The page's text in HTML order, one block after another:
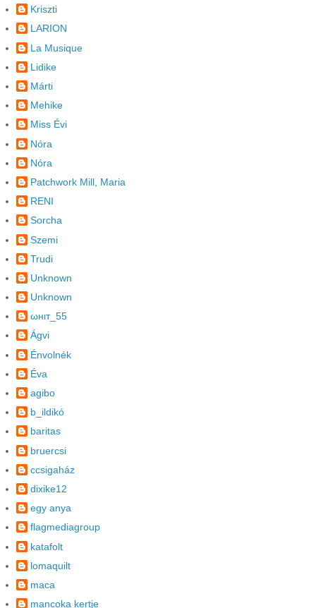
Kriszti
LARION
La Musique
Lidike
Márti
Mehike
Miss Évi
Nóra
Nóra
Patchwork Mill, Maria
RENI
Sorcha
Szemi
Trudi
Unknown
Unknown
ωнιт_55
Ágvi
Énvolnék
Éva
agibo
b_ildikó
baritas
bruercsi
ccsigaház
dixike12
egy anya
flagmediagroup
katafolt
lomaquilt
maca
mancoka kertje